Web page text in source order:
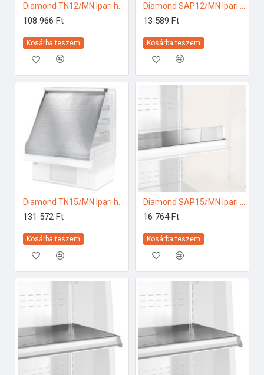
108 966 Ft
Kosárba teszem
13 589 Ft
Kosárba teszem
Diamond TN15/MN Ipari hűtő kiegészítők
131 572 Ft
Kosárba teszem
Diamond SAP15/MN Ipari hűtő kiegészítők
16 764 Ft
Kosárba teszem